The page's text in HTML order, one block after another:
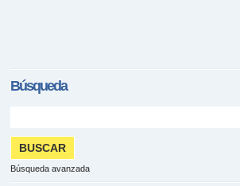
Búsqueda
Búsqueda avanzada